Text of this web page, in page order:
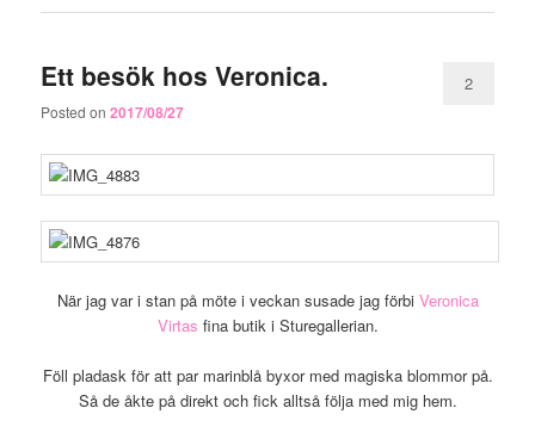
Ett besök hos Veronica.
Posted on2017/08/27
2
När jag var i stan på möte i veckan susade jag förbi Veronica
Virtas fina butik i Sturegallerian.
Föll pladask för att par marinblå byxor med magiska blommor på.
Så de åkte på direkt och fick alltså följa med mig hem.